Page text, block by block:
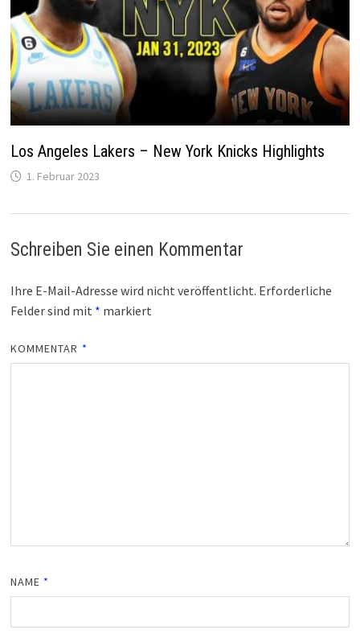
Los Angeles Lakers – New York Knicks Highlights
1. Februar 2023
Schreiben Sie einen Kommentar
Ihre E-Mail-Adresse wird nicht veröffentlicht. Erforderliche
Felder sind mit * markiert
KOMMENTAR *
NAME *